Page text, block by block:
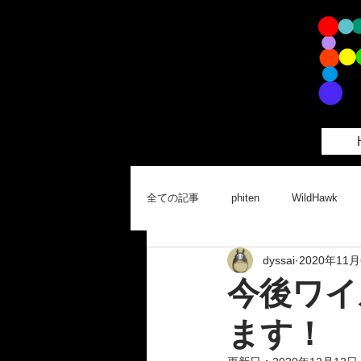
全ての記事 phiten WildHawk
今後ワ
ます！
dyssai 2020年11